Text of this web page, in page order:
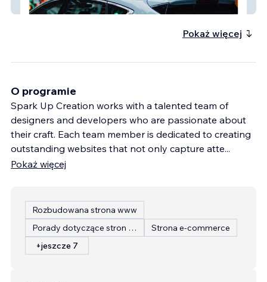
Slate Advertising
Pokaż więcej
O programie
Spark Up Creation works with a talented team of
designers and developers who are passionate about
their craft. Each team member is dedicated to creating
outstanding websites that not only capture atte...
Pokaż więcej
Rozbudowana strona www
Porady dotyczące stron internetowych
Strona e-commerce
+jeszcze 7